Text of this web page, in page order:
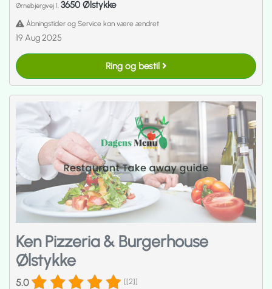
Ørnebjergvej 1, 3650 Ølstykke
Åbningstider og Service kan være ændret
19 Aug 2025
Ring og bestil
Ken Pizzeria & Burgerhouse
Ølstykke
5.0 [[2]]